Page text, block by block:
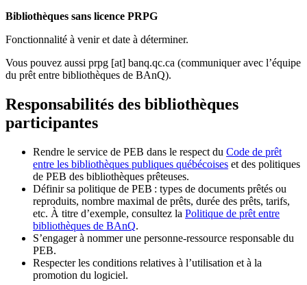
Bibliothèques sans licence PRPG
Fonctionnalité à venir et date à déterminer.
Vous pouvez aussi prpg [at] banq.qc.ca (communiquer avec l’équipe
du prêt entre bibliothèques de BAnQ).
Responsabilités des bibliothèques
participantes
Rendre le service de PEB dans le respect du Code de prêt
entre les bibliothèques publiques québécoises et des politiques
de PEB des bibliothèques prêteuses.
Définir sa politique de PEB : types de documents prêtés ou
reproduits, nombre maximal de prêts, durée des prêts, tarifs,
etc. À titre d’exemple, consultez la Politique de prêt entre
bibliothèques de BAnQ.
S’engager à nommer une personne-ressource responsable du
PEB.
Respecter les conditions relatives à l’utilisation et à la
promotion du logiciel.